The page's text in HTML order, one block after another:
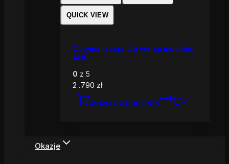
QUICK VIEW
Optymalizacja dla wersji mobilnej
AMP
0 z 5
2 .790 zł
DODAJ DO KOSZYKA
Okazje